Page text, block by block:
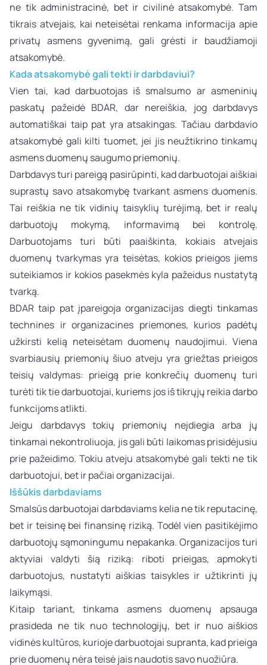
ne tik administracinė, bet ir civilinė atsakomybė. Tam
tikrais atvejais, kai neteisėtai renkama informacija apie
privatų asmens gyvenimą, gali grėsti ir baudžiamoji
atsakomybė.
Kada atsakomybė gali tekti ir darbdaviui?
Vien tai, kad darbuotojas iš smalsumo ar asmeninių
paskatų pažeidė BDAR, dar nereiškia, jog darbdavys
automatiškai taip pat yra atsakingas. Tačiau darbdavio
atsakomybė gali kilti tuomet, jei jis neužtikrino tinkamų
asmens duomenų saugumo priemonių.
Darbdavys turi pareigą pasirūpinti, kad darbuotojai aiškiai
suprastų savo atsakomybę tvarkant asmens duomenis.
Tai reiškia ne tik vidinių taisyklių turėjimą, bet ir realų
darbuotojų mokymą, informavimą bei kontrolę.
Darbuotojams turi būti paaiškinta, kokiais atvejais
duomenų tvarkymas yra teisėtas, kokios prieigos jiems
suteikiamos ir kokios pasekmės kyla pažeidus nustatytą
tvarką.
BDAR taip pat įpareigoja organizacijas diegti tinkamas
technines ir organizacines priemones, kurios padėtų
užkirsti kelią neteisėtam duomenų naudojimui. Viena
svarbiausių priemonių šiuo atveju yra griežtas prieigos
teisių valdymas: prieigą prie konkrečių duomenų turi
turėti tik tie darbuotojai, kuriems jos iš tikrųjų reikia darbo
funkcijoms atlikti.
Jeigu darbdavys tokių priemonių neįdiegia arba jų
tinkamai nekontroliuoja, jis gali būti laikomas prisidėjusiu
prie pažeidimo. Tokiu atveju atsakomybė gali tekti ne tik
darbuotojui, bet ir pačiai organizacijai.
Iššūkis darbdaviams
Smalsūs darbuotojai darbdaviams kelia ne tik reputacinę,
bet ir teisinę bei finansinę riziką. Todėl vien pasitikėjimo
darbuotojų sąmoningumu nepakanka. Organizacijos turi
aktyviai valdyti šią riziką: riboti prieigas, apmokyti
darbuotojus, nustatyti aiškias taisykles ir užtikrinti jų
laikymąsi.
Kitaip tariant, tinkama asmens duomenų apsauga
prasideda ne tik nuo technologijų, bet ir nuo aiškios
vidinės kultūros, kurioje darbuotojai supranta, kad prieiga
prie duomenų nėra teisė jais naudotis savo nuožiūra.